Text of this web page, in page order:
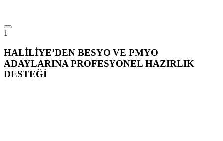
1
HALİLİYE’DEN BESYO VE PMYO
ADAYLARINA PROFESYONEL HAZIRLIK
DESTEĞİ